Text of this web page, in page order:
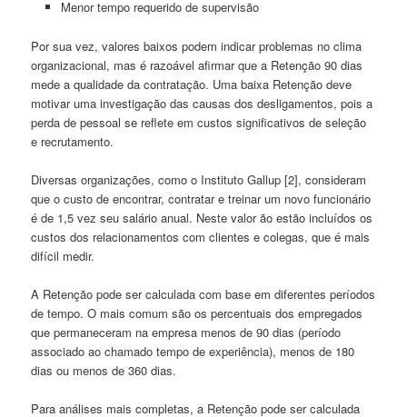
Menor tempo requerido de supervisão
Por sua vez, valores baixos podem indicar problemas no clima
organizacional, mas é razoável afirmar que a Retenção 90 dias
mede a qualidade da contratação. Uma baixa Retenção deve
motivar uma investigação das causas dos desligamentos, pois a
perda de pessoal se reflete em custos significativos de seleção
e recrutamento.
Diversas organizações, como o Instituto Gallup [2], consideram
que o custo de encontrar, contratar e treinar um novo funcionário
é de 1,5 vez seu salário anual. Neste valor ão estão incluídos os
custos dos relacionamentos com clientes e colegas, que é mais
difícil medir.
A Retenção pode ser calculada com base em diferentes períodos
de tempo. O mais comum são os percentuais dos empregados
que permaneceram na empresa menos de 90 dias (período
associado ao chamado tempo de experiência), menos de 180
dias ou menos de 360 dias.
Para análises mais completas, a Retenção pode ser calculada